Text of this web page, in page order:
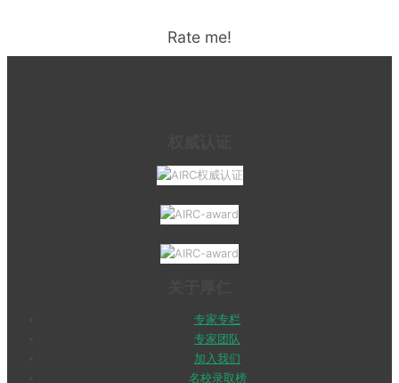
Rate me!
专家专栏
专家团队
加入我们
名校录取榜